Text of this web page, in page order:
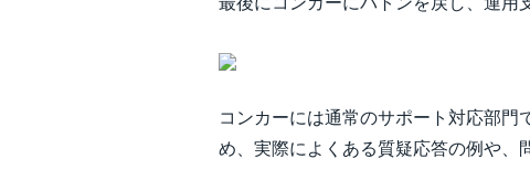
コンカーには通常のサポート対応部
め、実際によくある質疑応答の例や、